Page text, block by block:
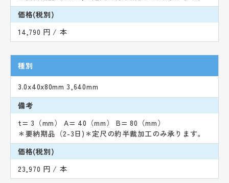
価格(税別)
14,790 円 / 本
種別
3.0x40x80mm 3,640mm
備考
t= 3（mm） A= 40（mm） B= 80（mm）
＊要納期品（2-3日)＊定尺の約半裁加工のみ承ります。
価格(税別)
23,970 円 / 本